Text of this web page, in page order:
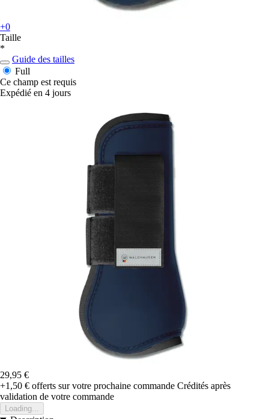
+0
Taille
*
Guide des tailles
Full
Ce champ est requis
Expédié en 4 jours
29,95 €
+1,50 € offerts sur votre prochaine commande Crédités après
validation de votre commande
Loading...